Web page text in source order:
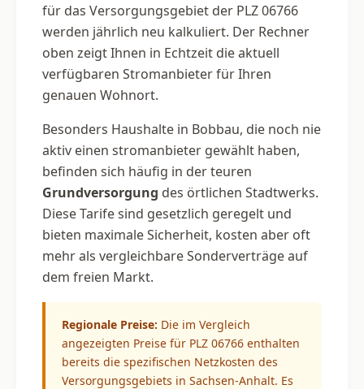
für das Versorgungsgebiet der PLZ 06766
werden jährlich neu kalkuliert. Der Rechner
oben zeigt Ihnen in Echtzeit die aktuell
verfügbaren Stromanbieter für Ihren
genauen Wohnort.
Besonders Haushalte in Bobbau, die noch nie
aktiv einen stromanbieter gewählt haben,
befinden sich häufig in der teuren
Grundversorgung des örtlichen Stadtwerks.
Diese Tarife sind gesetzlich geregelt und
bieten maximale Sicherheit, kosten aber oft
mehr als vergleichbare Sonderverträge auf
dem freien Markt.
Regionale Preise: Die im Vergleich
angezeigten Preise für PLZ 06766 enthalten
bereits die spezifischen Netzkosten des
Versorgungsgebiets in Sachsen-Anhalt. Es